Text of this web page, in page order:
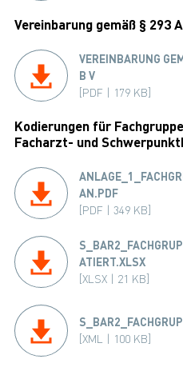
Vereinbarung gemäß § 293
VEREINBARUNG
V
[PDF | 179 KB]
Kodierungen für
Facharzt- und
AN.PDF
[PDF | 349 KB]
ATIERT.XLSX
[XLSX | 21 KB]
[XML | 100 KB]